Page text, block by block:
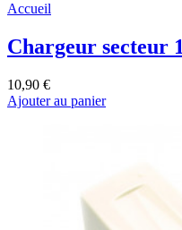
Accueil
Chargeur secteur
10,90 €
Ajouter au panier